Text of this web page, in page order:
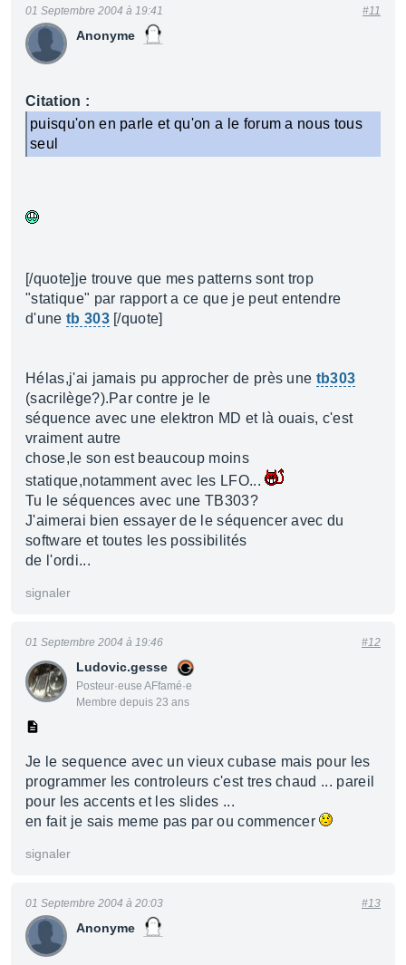
Anonyme
01 Septembre 2004 à 19:41 #11
Citation :
puisqu'on en parle et qu'on a le forum a nous tous
seul
[/quote]je trouve que mes patterns sont trop
"statique" par rapport a ce que je peut entendre
d'une tb 303[/quote]
Hélas,j'ai jamais pu approcher de près une tb303
(sacrilège?).Par contre je le
séquence avec une elektron MD et là ouais, c'est
vraiment autre
chose,le son est beaucoup moins
statique,notamment avec les LFO...
Tu le séquences avec une TB303?
J'aimerai bien essayer de le séquencer avec du
software et toutes les possibilités
de l'ordi...
signaler
Ludovic.gesse
Posteur·euse AFfamé·e
Membre depuis 23 ans
01 Septembre 2004 à 19:46 #12
Je le sequence avec un vieux cubase mais pour les
programmer les controleurs c'est tres chaud ... pareil
pour les accents et les slides ...
en fait je sais meme pas par ou commencer
signaler
Anonyme
01 Septembre 2004 à 20:03 #13